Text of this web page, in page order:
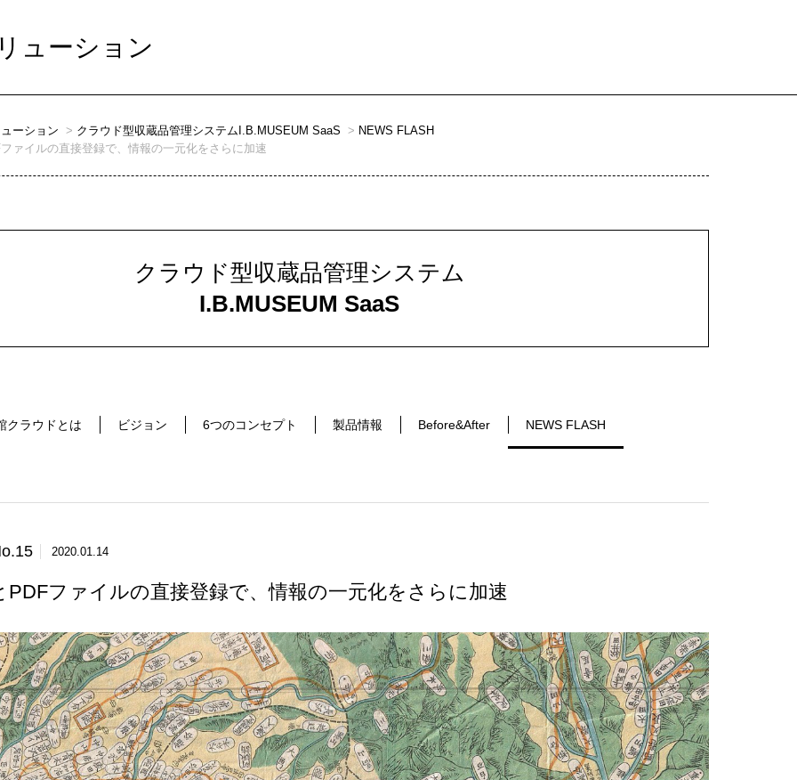
ューション
ーション クラウド型収蔵品管理システムI.B.MUSEUM SaaS
NEWS FLASH
ァイルの直接登録で、情報の一元化をさらに加速
クラウド型収蔵品管理システム
I.B.MUSEUM SaaS
クラウドとは ビジョン 6つのコンセプト 製品情報 Before&After NEWS FLASH
2020.01.14
PDFファイルの直接登録で、情報の一元化をさらに加速